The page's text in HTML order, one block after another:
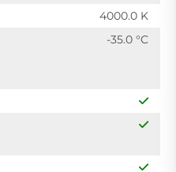
4000.0 K
-35.0 °C